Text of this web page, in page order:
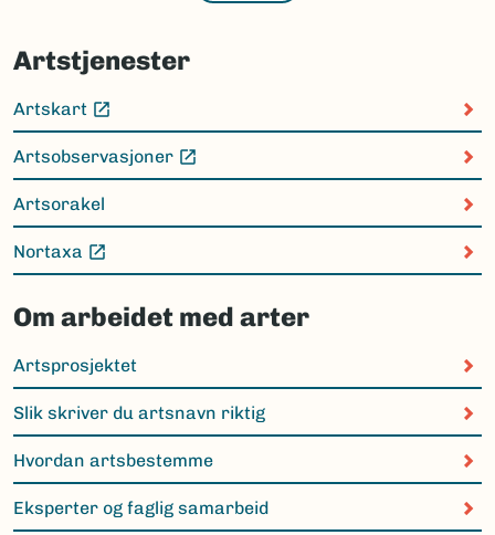
Artstjenester
Artskart
(Ekstern lenke)
Artsobservasjoner
(Ekstern lenke)
Artsorakel
Nortaxa
(Ekstern lenke)
Om arbeidet med arter
Artsprosjektet
Slik skriver du artsnavn riktig
Hvordan artsbestemme
Eksperter og faglig samarbeid